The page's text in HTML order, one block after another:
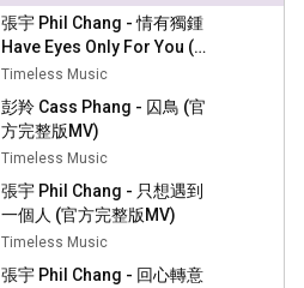
張宇 Phil Chang - 情有獨鍾
Have Eyes Only For You (官
方完整KARAOKE版MV)
Timeless Music
彭羚 Cass Phang - 囚鳥 (官
方完整版MV)
Timeless Music
張宇 Phil Chang - 只想遇到
一個人 (官方完整版MV)
Timeless Music
張宇 Phil Chang - 回心轉意